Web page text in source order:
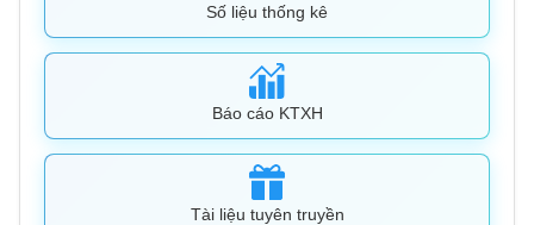
Số liệu thống kê
Báo cáo KTXH
Tài liệu tuyên truyền